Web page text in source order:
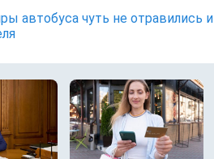
автобуса чуть не отравились и